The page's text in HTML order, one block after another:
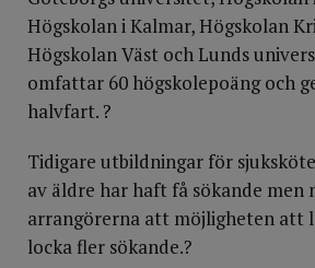
Högskolan i Kalmar, Högskolan
Högskolan Väst och Lunds
omfattar 60 högskolepoäng och
halvfart. ?
Tidigare utbildningar för
av äldre har haft få sökande men
arrangörerna att möjligheten att
locka fler sökande.?